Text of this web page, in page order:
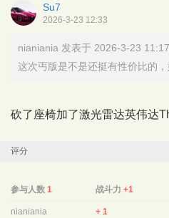
Su7
2026-3-23 12:33
nianiania 发表于 2026-3-23 11:17
这次丐版是不是还挺有性价比的
砍了座椅加了激光雷达英伟达
评分
参与人数 1 战斗力+1
nianiania + 1